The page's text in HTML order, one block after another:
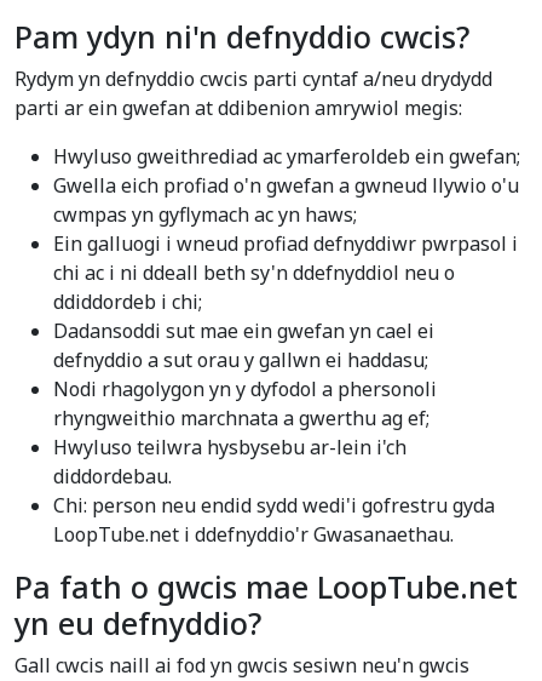
Pam ydyn ni'n defnyddio cwcis?
Rydym yn defnyddio cwcis parti cyntaf a/neu drydydd
parti ar ein gwefan at ddibenion amrywiol megis:
Hwyluso gweithrediad ac ymarferoldeb ein gwefan;
Gwella eich profiad o'n gwefan a gwneud llywio o'u
cwmpas yn gyflymach ac yn haws;
Ein galluogi i wneud profiad defnyddiwr pwrpasol i
chi ac i ni ddeall beth sy'n ddefnyddiol neu o
ddiddordeb i chi;
Dadansoddi sut mae ein gwefan yn cael ei
defnyddio a sut orau y gallwn ei haddasu;
Nodi rhagolygon yn y dyfodol a phersonoli
rhyngweithio marchnata a gwerthu ag ef;
Hwyluso teilwra hysbysebu ar-lein i'ch
diddordebau.
Chi: person neu endid sydd wedi'i gofrestru gyda
LoopTube.net i ddefnyddio'r Gwasanaethau.
Pa fath o gwcis mae LoopTube.net
yn eu defnyddio?
Gall cwcis naill ai fod yn gwcis sesiwn neu'n gwcis